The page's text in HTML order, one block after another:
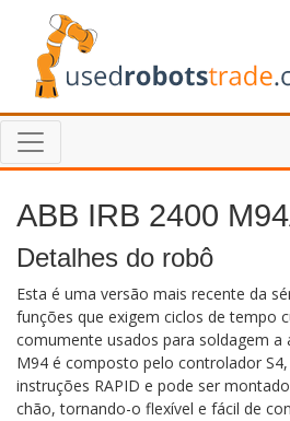
ABB IRB 2400
Detalhes do robô
Esta é uma versão mais recente da
funções que exigem ciclos de tempo
comumente usados ​​para soldagem a
M94 é composto pelo controlador
instruções RAPID e pode ser
chão, tornando-o flexível e fácil de